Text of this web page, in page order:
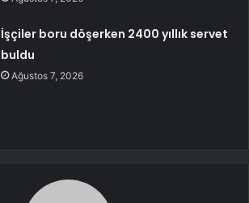
İşçiler boru döşerken 2400 yıllık servet
buldu
Ağustos 7, 2026